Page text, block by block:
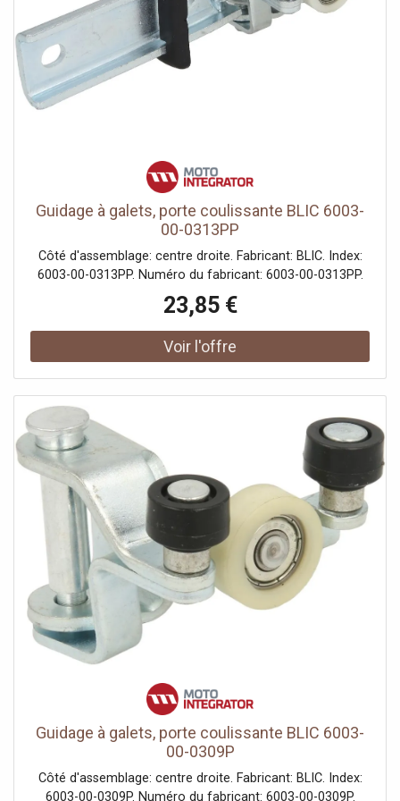
Guidage à galets, porte coulissante BLIC 6003-
00-0313PP
Côté d'assemblage: centre droite. Fabricant: BLIC. Index:
6003-00-0313PP. Numéro du fabricant: 6003-00-0313PP.
23,85 €
Guidage à galets, porte coulissante BLIC 6003-
00-0309P
Côté d'assemblage: centre droite. Fabricant: BLIC. Index:
6003-00-0309P. Numéro du fabricant: 6003-00-0309P.